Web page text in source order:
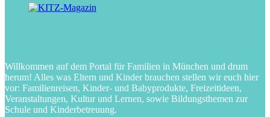
Willkommen auf dem Portal für Familien in München und drum
herum! Alles was Eltern und Kinder brauchen stellen wir euch hier
vor: Familienreisen, Kinder- und Babyprodukte, Freizeitideen,
Veranstaltungen, Kultur und Lernen, sowie Bildungsthemen zur
Schule und Kinderbetreuung.